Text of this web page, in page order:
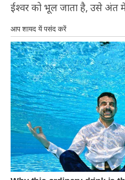
ईश्वर को भूल जाता है, उसे अंत